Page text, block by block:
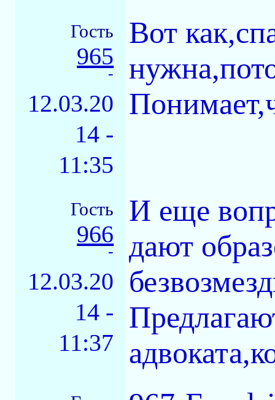
Гость
965
-
12.03.20
14 -
11:35
Вот
Гость
966
-
12.03.20
14 -
11:37
И еще
дают